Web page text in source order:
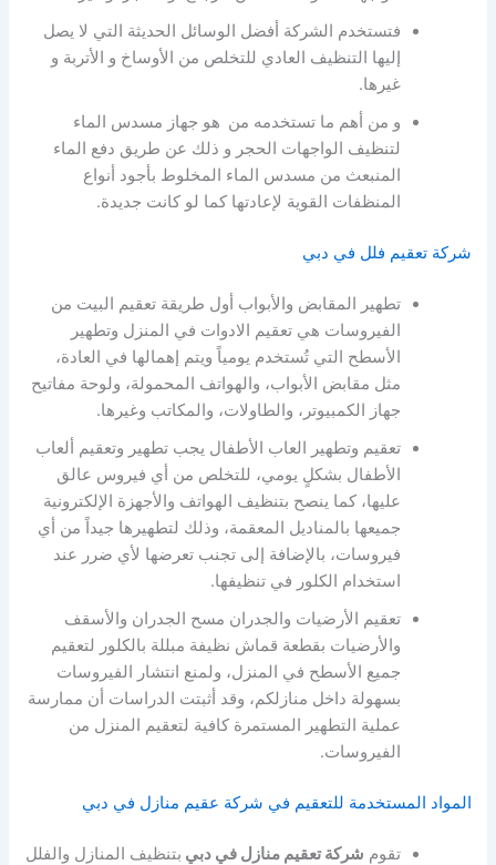
فتستخدم الشركة أفضل الوسائل الحديثة التي لا يصل
إليها التنظيف العادي للتخلص من الأوساخ و الأتربة و
غيرها.
و من أهم ما تستخدمه من هو جهاز مسدس الماء
لتنظيف الواجهات الحجر و ذلك عن طريق دفع الماء
المنبعث من مسدس الماء المخلوط بأجود أنواع
المنظفات القوية لإعادتها كما لو كانت جديدة.
شركة تعقيم فلل في دبي
تطهير المقابض والأبواب أول طريقة تعقيم البيت من
الفيروسات هي تعقيم الادوات في المنزل وتطهير
الأسطح التي تُستخدم يومياً ويتم إهمالها في العادة،
مثل مقابض الأبواب، والهواتف المحمولة، ولوحة مفاتيح
جهاز الكمبيوتر، والطاولات، والمكاتب وغيرها.
تعقيم وتطهير العاب الأطفال يجب تطهير وتعقيم ألعاب
الأطفال بشكلٍ يومي، للتخلص من أي فيروس عالق
عليها، كما ينصح بتنظيف الهواتف والأجهزة الإلكترونية
جميعها بالمناديل المعقمة، وذلك لتطهيرها جيداً من أي
فيروسات، بالإضافة إلى تجنب تعرضها لأي ضرر عند
استخدام الكلور في تنظيفها.
تعقيم الأرضيات والجدران مسح الجدران والأسقف
والأرضيات بقطعة قماش نظيفة مبللة بالكلور لتعقيم
جميع الأسطح في المنزل، ولمنع انتشار الفيروسات
بسهولة داخل منازلكم، وقد أثبتت الدراسات أن ممارسة
عملية التطهير المستمرة كافية لتعقيم المنزل من
الفيروسات.
المواد المستخدمة للتعقيم في شركة عقيم منازل في دبي
تقوم شركة تعقيم منازل في دبي بتنظيف المنازل والفلل